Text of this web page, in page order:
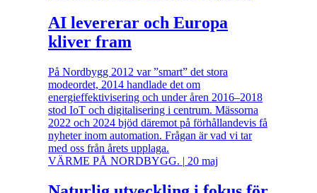
AI levererar och Europa
kliver fram
På Nordbygg 2012 var ”smart” det stora
modeordet, 2014 handlade det om
energieffektivisering och under åren 2016–2018
stod IoT och digitalisering i centrum. Mässorna
2022 och 2024 bjöd däremot på förhållandevis få
nyheter inom automation. Frågan är vad vi tar
med oss från årets upplaga.
VÄRME PÅ NORDBYGG. | 20 maj